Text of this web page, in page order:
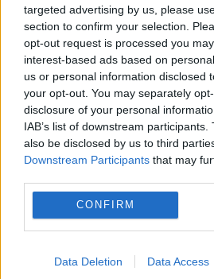
targeted advertising by us, please
section to confirm your selection.
opt-out request is processed you
interest-based ads based on
us or personal information disclosed
your opt-out. You may separately
disclosure of your personal
IAB’s list of downstream
also be disclosed by us to third
Downstream Participants that may
CONFIRM
Data Deletion Data Access
POLITICA
Sorin Grindeanu:
pierderea a 5,8 miliarde de